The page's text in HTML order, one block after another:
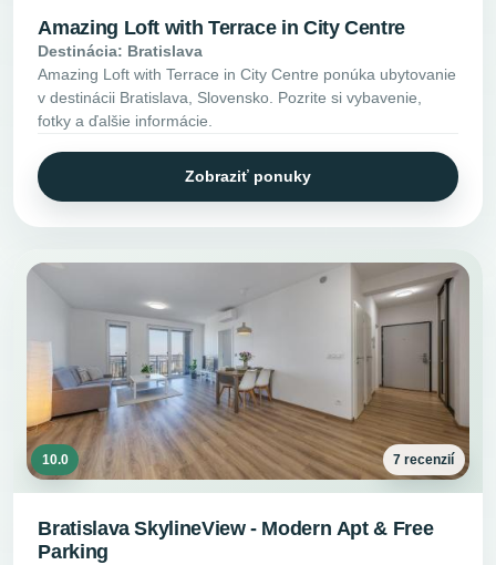
Amazing Loft with Terrace in City Centre
Destinácia: Bratislava
Amazing Loft with Terrace in City Centre ponúka ubytovanie
v destinácii Bratislava, Slovensko. Pozrite si vybavenie,
fotky a ďalšie informácie.
Zobraziť ponuky
10.0 7 recenzií
Bratislava SkylineView - Modern Apt & Free
Parking